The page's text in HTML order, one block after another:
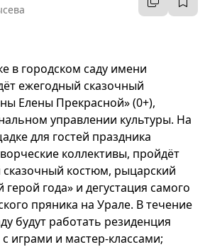
в городском саду имени
ежегодный сказочный
Елены Прекрасной» (0+),
управлении культуры. На
для гостей праздника
коллективы, пройдёт
костюм, рыцарский
года» и дегустация самого
пряника на Урале. В течение
будут работать резиденция
играми и мастер-классами;